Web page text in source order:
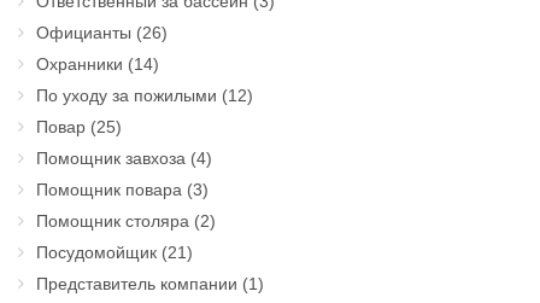
Официанты (26)
Охранники (14)
По уходу за пожилыми (12)
Повар (25)
Помощник завхоза (4)
Помощник повара (3)
Помощник столяра (2)
Посудомойщик (21)
Представитель компании (1)